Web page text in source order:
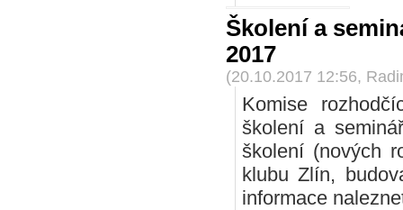
Školení a
2017
(20.10.2017 12:56,
Komise
školení a
školení (nových
klubu Zlín,
informace